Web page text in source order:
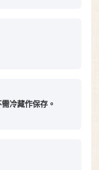
冷藏作保存。